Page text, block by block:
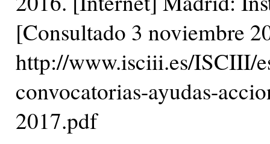
[Consultado 3 noviembre
http://www.isciii.es/ISCIII/
convocatorias-ayudas-
2017.pdf